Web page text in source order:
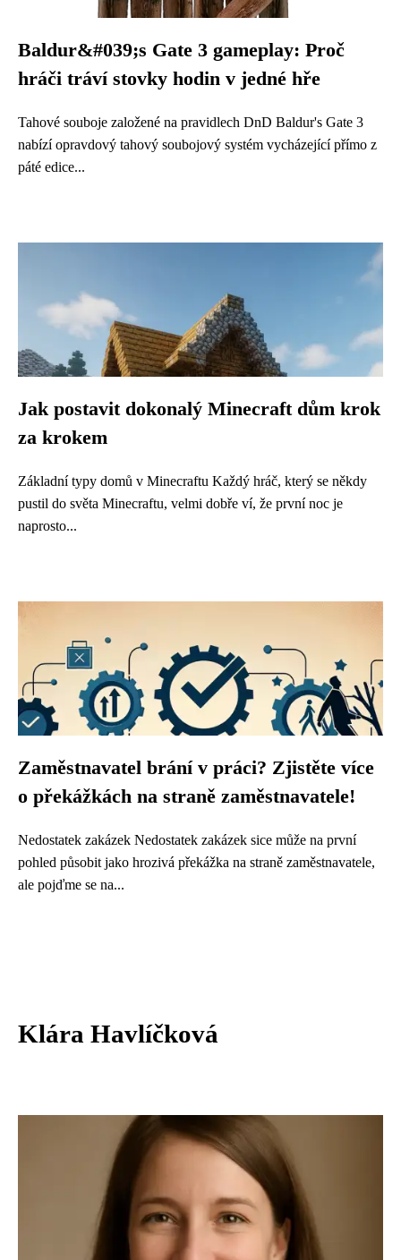
Baldur&#039;s Gate 3 gameplay: Proč
hráči tráví stovky hodin v jedné hře
Tahové souboje založené na pravidlech DnD Baldur's Gate 3
nabízí opravdový tahový soubojový systém vycházející přímo z
páté edice...
Jak postavit dokonalý Minecraft dům krok
za krokem
Základní typy domů v Minecraftu Každý hráč, který se někdy
pustil do světa Minecraftu, velmi dobře ví, že první noc je
naprosto...
Zaměstnavatel brání v práci? Zjistěte více
o překážkách na straně zaměstnavatele!
Nedostatek zakázek Nedostatek zakázek sice může na první
pohled působit jako hrozivá překážka na straně zaměstnavatele,
ale pojďme se na...
Klára Havlíčková